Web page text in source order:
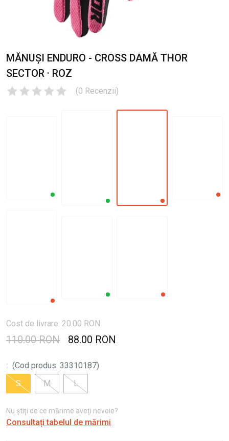
MĂNUȘI ENDURO - CROSS DAMĂ THOR
SECTOR · ROZ
(0 Recenzii)
Cost de livrare: 20.00 RON
110.00 RON 88.00 RON
: (Cod produs: 33310187)
S
M L
Nu știți de ce mărime aveți nevoie?
Consultați tabelul de mărimi